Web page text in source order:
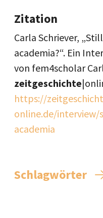
Zitation
Carla Schriever,
academia?“. Ein
von fem4scholar
zeitgeschichte
https://
online.de/
academia
Schlagwörter